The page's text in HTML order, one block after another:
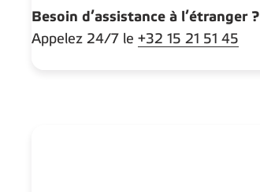
Besoin d’assistance à l’étranger ?
Appelez 24/7 le +32 15 21 51 45